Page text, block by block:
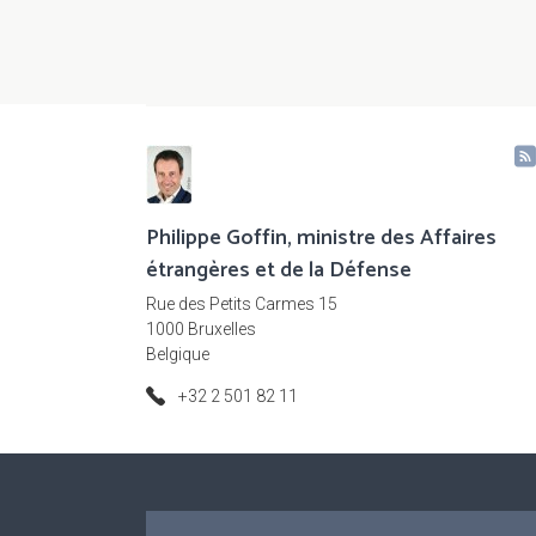
Philippe Goffin, ministre des Affaires
étrangères et de la Défense
Rue des Petits Carmes 15
1000 Bruxelles
Belgique
+32 2 501 82 11